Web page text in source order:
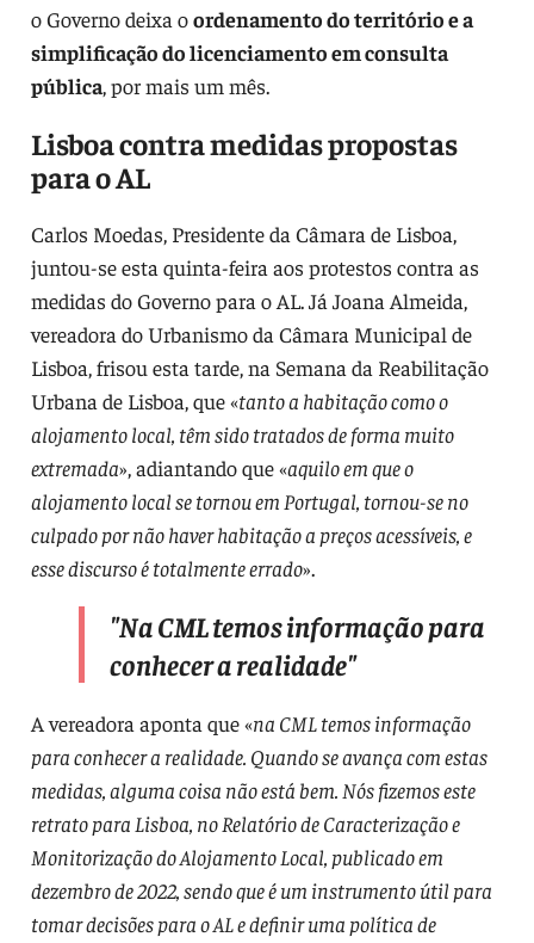
o Governo deixa oordenamento do território e a
simplificação do licenciamento em consulta
pública, por mais um mês.
Lisboa contra medidas propostas
para o AL
Carlos Moedas, Presidente da Câmara de Lisboa,
juntou-se esta quinta-feira aos protestos contra as
medidas do Governo para o AL. Já Joana Almeida,
vereadora do Urbanismo da Câmara Municipal de
Lisboa, frisou esta tarde, na Semana da Reabilitação
Urbana de Lisboa, que «tanto a habitação como o
alojamento local, têm sido tratados de forma muito
extremada», adiantando que «aquilo em que o
alojamento local se tornou em Portugal, tornou-se no
culpado por não haver habitação a preços acessíveis, e
esse discurso é totalmente errado».
"Na CML temos informação para
conhecer a realidade"
A vereadora aponta que «na CML temos informação
para conhecer a realidade. Quando se avança com estas
medidas, alguma coisa não está bem. Nós fizemos este
retrato para Lisboa, no Relatório de Caracterização e
Monitorização do Alojamento Local, publicado em
dezembro de 2022, sendo que é um instrumento útil para
tomar decisões para o AL e definir uma política de